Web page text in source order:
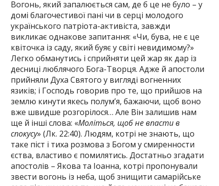
Вогонь, який запалюється сам, де б це не було – у
домі благочестивої пані чи в серці молодого
українського патріота-активіста, завжди
викликає однакове запитання: «Чи, бува, не є це
квіточка із саду, який буяє у світі невидимому?»
Легко обманутись і сприйняти цей жар як дар із
десниці люблячого Бога-Творця. Адже й апостоли
прийняли Духа Святого у вигляді вогненних
язиків; і Господь говорив про те, що прийшов на
землю кинути якесь полум’я, бажаючи, щоб воно
вже швидше розгорілося… Але Він залишив нам
ще й інші слова: «Моліться, щоб не впасти в
спокусу» (Лк. 22:40). Людям, котрі не знають, що
таке піст і тиха розмова з Богом у смиренности
єства, властиво є помилятись. Достатньо згадати
апостолів – Якова та Іоанна, котрі пропонували
звести вогонь із неба, щоб знищити самарійське